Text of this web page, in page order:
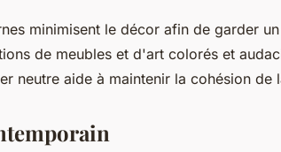
minimisent le décor afin de garder
de meubles et d'art colorés et
neutre aide à maintenir la cohésion de